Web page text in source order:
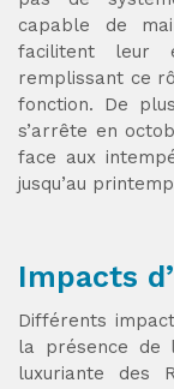
capable de
facilitent leur
remplissant ce
fonction. De
s’arrête en
face aux
jusqu’au
Impacts
Différents
la présence de
luxuriante des